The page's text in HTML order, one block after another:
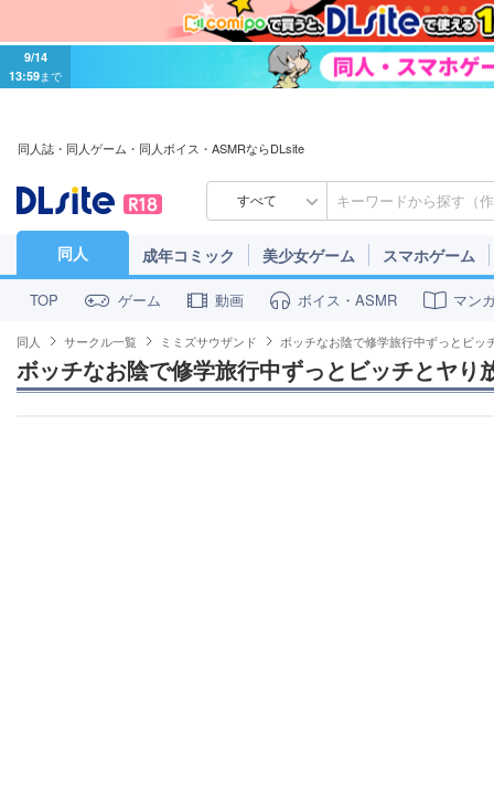
9/14
13:59まで
同人誌・同人ゲーム・同人ボイス・ASMRならDLsite
すべて
同人 成年コミック 美少女ゲーム スマホゲーム
TOP ゲーム 動画 ボイス・ASMR マン
同人 サークル一覧 ミミズサウザンド ボッチなお陰で修学旅行中ずっとビッ
ボッチなお陰で修学旅行中ずっとビッチとヤり